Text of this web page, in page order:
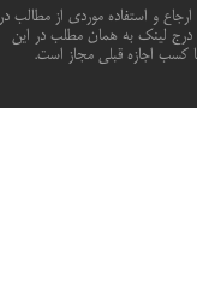
و استفاده موردی از مطالب در
درج لینک به همان مطلب در این
اجازه قبلی مجاز است.